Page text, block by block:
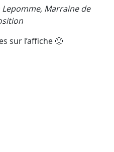
Marraine de
sur l’affiche 🙂